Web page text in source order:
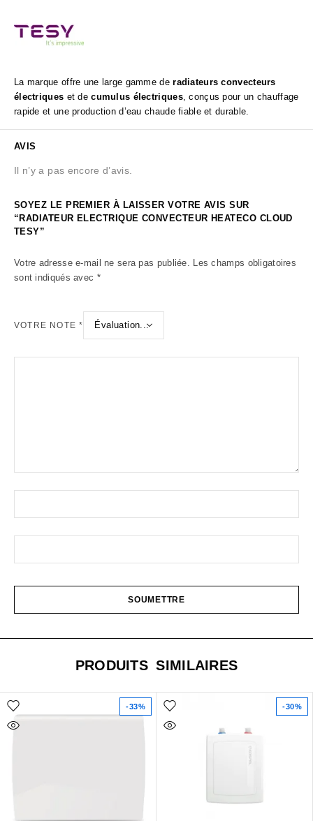
La marque offre une large gamme deradiateurs convecteurs
électriques et decumulus électriques, conçus pour un chauffage
rapide et une production d’eau chaude fiable et durable.
AVIS
Il n’y a pas encore d’avis.
SOYEZ LE PREMIER À LAISSER VOTRE AVIS SUR
“RADIATEUR ELECTRIQUE CONVECTEUR HEATECO CLOUD
TESY”
Votre adresse e-mail ne sera pas publiée. Les champs obligatoires
sont indiqués avec *
VOTRE NOTE*
PRODUITS SIMILAIRES
-33% -30%